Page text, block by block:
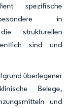
spezifische
in
strukturellen
sind und
überlegener
Belege,
und